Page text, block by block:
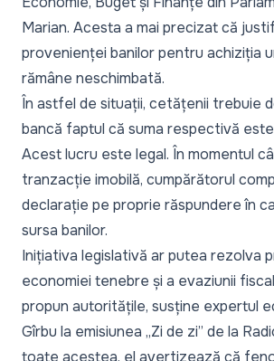
Marian. Acesta a mai precizat că
provenienței banilor pentru achiziția
rămâne neschimbată.
În astfel de situații, cetățenii trebuie
bancă faptul că suma respectivă
Acest lucru este legal. În momentul
tranzacție imobilă, cumpărătorul
declarație pe proprie răspundere în
sursa banilor.
Inițiativa legislativă ar putea rezolva
economiei tenebre și a evaziunii
propun autoritățile, susține expertul
Gîrbu la emisiunea „Zi de zi” de la
toate acestea, el avertizează că